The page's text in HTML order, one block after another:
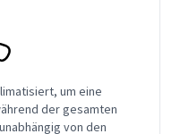
um eine
der gesamten
von den